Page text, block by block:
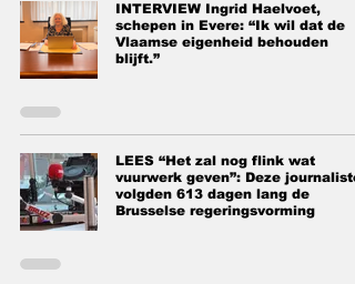
INTERVIEW Ingrid Haelvoet,
schepen in Evere: “Ik wil dat de
Vlaamse eigenheid behouden
blijft.”
LEES “Het zal nog flink wat
vuurwerk geven”: Deze
volgden 613 dagen lang de
Brusselse regeringsvorming